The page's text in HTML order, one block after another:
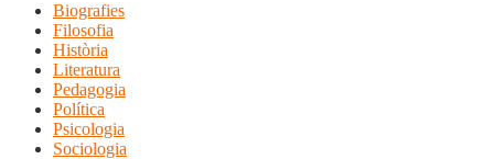
Biografies
Filosofia
Història
Literatura
Pedagogia
Política
Psicologia
Sociologia